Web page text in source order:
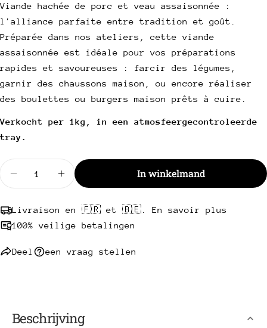
Viande hachée de porc et veau assaisonnée :
l'alliance parfaite entre tradition et goût.
Préparée dans nos ateliers, cette viande
assaisonnée est idéale pour vos préparations
rapides et savoureuses : farcir des légumes,
garnir des chaussons maison, ou encore réaliser
des boulettes ou burgers maison prêts à cuire.
Verkocht per 1kg, in een atmosfeergecontroleerde
tray.
Verminder de hoeveelheid voor Gekruid
Verhoog de hoeveelheid voor Gekruid
In winkelmand
Livraison en 🇫🇷 et 🇧🇪. En savoir plus
100% veilige betalingen
Deel
Deel dit product
Kopie
op
op
op
een vraag stellen
Uw
Uw
e-
Uw
telefoon
Uw
Velden met een * zijn verplicht.
Stuur een vraag
Beschrijving